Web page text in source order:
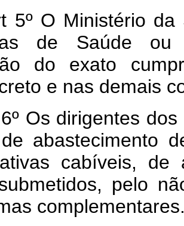
O Ministério da
de Saúde ou
do exato
e nas demais
Os dirigentes dos
abastecimento
cabíveis,
pelo